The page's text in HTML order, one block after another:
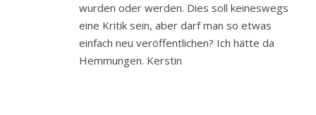
wurden oder werden. Dies soll keineswegs
eine Kritik sein, aber darf man so etwas
einfach neu veröffentlichen? Ich hätte da
Hemmungen. Kerstin